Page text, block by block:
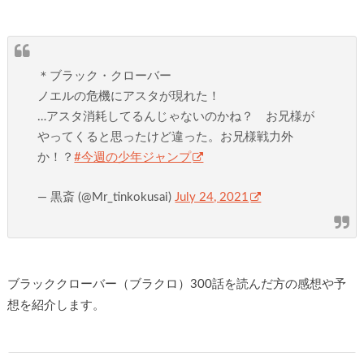
＊ブラック・クローバー
ノエルの危機にアスタが現れた！
…アスタ消耗してるんじゃないのかね？ お兄様が
やってくると思ったけど違った。お兄様戦力外
か！？#今週の少年ジャンプ
— 黒斎 (@Mr_tinkokusai) July 24, 2021
ブラッククローバー（ブラクロ）300話を読んだ方の感想や予
想を紹介します。